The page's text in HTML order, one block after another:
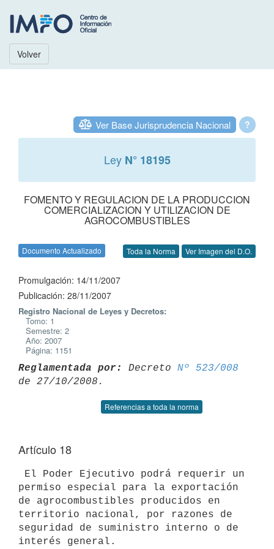
Volver
?
Ver Base Jurisprudencia Nacional
Ley N° 18195
FOMENTO Y REGULACION DE LA PRODUCCION
COMERCIALIZACION Y UTILIZACION DE
AGROCOMBUSTIBLES
Documento Actualizado Toda la Norma Ver Imagen del D.O.
Promulgación: 14/11/2007
Publicación: 28/11/2007
Registro Nacional de Leyes y Decretos:
Tomo: 1
Semestre: 2
Año: 2007
Página: 1151
Reglamentada por: Decreto Nº 523/008
Referencias a toda la norma
Artículo 18
permiso especial para la exportación
de agrocombustibles producidos en
territorio nacional, por razones de
seguridad de suministro interno o de